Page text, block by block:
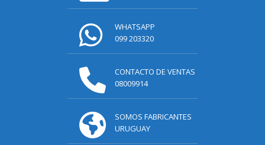
WHATSAPP
099 203320
CONTACTO DE VENTAS
08009914
SOMOS FABRICANTES
URUGUAY